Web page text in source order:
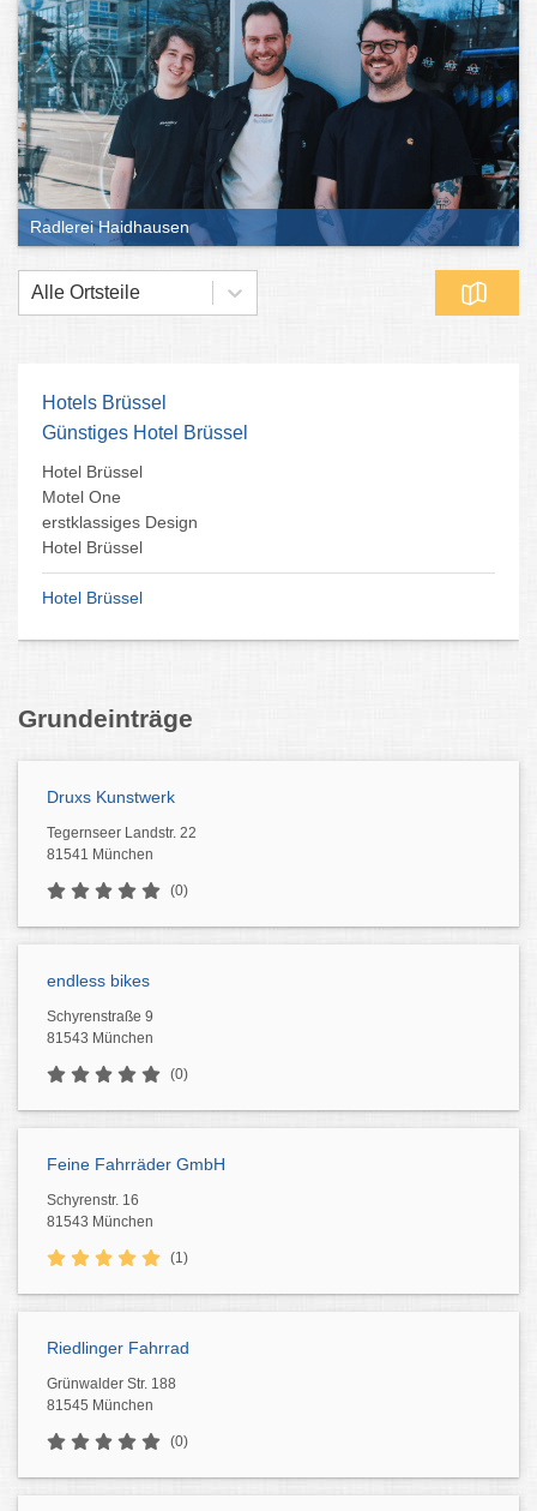
Radlerei Haidhausen
Alle Ortsteile
Hotels Brüssel
Günstiges Hotel Brüssel
Hotel Brüssel
Motel One
erstklassiges Design
Hotel Brüssel
Hotel Brüssel
Grundeinträge
Druxs Kunstwerk
Tegernseer Landstr. 22
81541 München
(0)
endless bikes
Schyrenstraße 9
81543 München
(0)
Feine Fahrräder GmbH
Schyrenstr. 16
81543 München
(1)
Riedlinger Fahrrad
Grünwalder Str. 188
81545 München
(0)